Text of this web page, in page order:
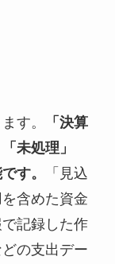
す。
「決算
未処理」
す。
「見込
含めた資金
記録した作
の支出デー